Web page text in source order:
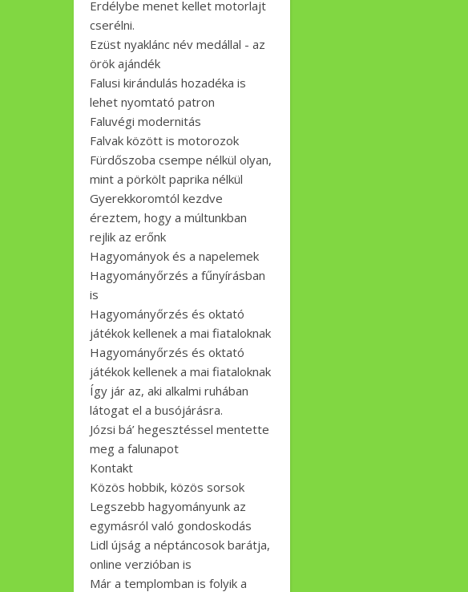
Erdélybe menet kellet motorlajt
cserélni.
Ezüst nyaklánc név medállal - az
örök ajándék
Falusi kirándulás hozadéka is
lehet nyomtató patron
Faluvégi modernitás
Falvak között is motorozok
Fürdőszoba csempe nélkül olyan,
mint a pörkölt paprika nélkül
Gyerekkoromtól kezdve
éreztem, hogy a múltunkban
rejlik az erőnk
Hagyományok és a napelemek
Hagyományőrzés a fűnyírásban
is
Hagyományőrzés és oktató
játékok kellenek a mai fiataloknak
Hagyományőrzés és oktató
játékok kellenek a mai fiataloknak
Így jár az, aki alkalmi ruhában
látogat el a busójárásra.
Józsi bá’ hegesztéssel mentette
meg a falunapot
Kontakt
Közös hobbik, közös sorsok
Legszebb hagyományunk az
egymásról való gondoskodás
Lidl újság a néptáncosok barátja,
online verzióban is
Már a templomban is folyik a